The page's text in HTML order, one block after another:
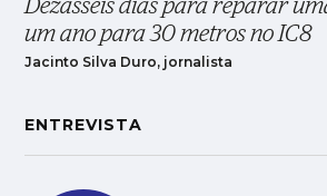
Dezasseis dias para reparar
um ano para 30 metros no IC8
Jacinto Silva Duro, jornalista
ENTREVISTA